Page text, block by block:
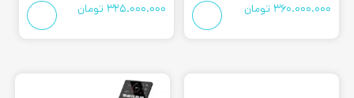
360.000.000 تومان
325.000.000 تومان